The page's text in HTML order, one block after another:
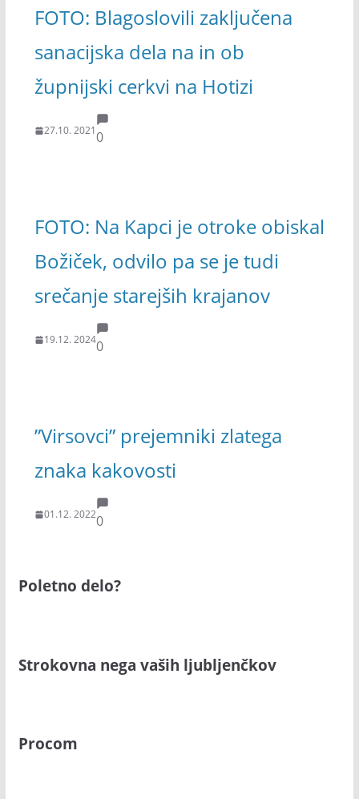
FOTO: Blagoslovili zaključena
sanacijska dela na in ob
župnijski cerkvi na Hotizi
27.10. 20210
FOTO: Na Kapci je otroke obiskal
Božiček, odvilo pa se je tudi
srečanje starejših krajanov
19.12. 20240
”Virsovci” prejemniki zlatega
znaka kakovosti
01.12. 20220
Poletno delo?
Strokovna nega vaših ljubljenčkov
Procom